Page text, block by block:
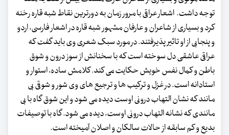
توجه داشت. اشعار عراقی با مرور زمان به دورترین نقاط شبه قاره رخنه
کرد و بسیاری از شاعران و عارفان مشهور شبه قاره در اشعار فارسی، اردو
و پنجابی از او تاثیر پذیرفتند. در مورد سبک شعری وی باید گفت که
عراقی عاشقی دل سوخته است که با سخنانش از سوز درون و شوق
باطن و کمال نفس خویش حکایت می کند. کلامش ساده، استوار و
استادانه است. در غزل و ترکیب ها و ترجیع های وی شور و شوقی بی
مانند که نشان التهاب درونی اوست دیده می شود و این شوق گاه با بی
مانندی که نشانه التهاب درونی اوست، دیده می شود. گاه با توصیفات
بدیع و کم سابقه از حالات سالکان و اصلان آمیخته است.